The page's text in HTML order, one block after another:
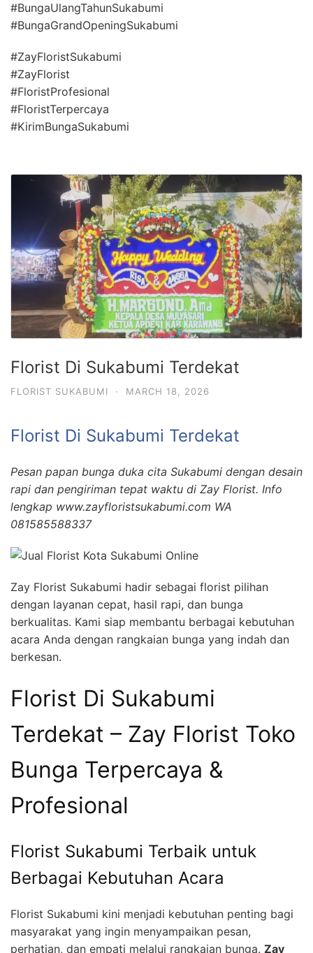
#BungaUlangTahunSukabumi
#BungaGrandOpeningSukabumi
#ZayFloristSukabumi
#ZayFlorist
#FloristProfesional
#FloristTerpercaya
#KirimBungaSukabumi
Florist Di Sukabumi Terdekat
FLORIST SUKABUMI · MARCH 18, 2026
Florist Di Sukabumi Terdekat
Pesan papan bunga duka cita Sukabumi dengan desain
rapi dan pengiriman tepat waktu di Zay Florist. Info
lengkap www.zayfloristsukabumi.com WA
081585588337
Zay Florist Sukabumi hadir sebagai florist pilihan
dengan layanan cepat, hasil rapi, dan bunga
berkualitas. Kami siap membantu berbagai kebutuhan
acara Anda dengan rangkaian bunga yang indah dan
berkesan.
Florist Di Sukabumi
Terdekat – Zay Florist Toko
Bunga Terpercaya &
Profesional
Florist Sukabumi Terbaik untuk
Berbagai Kebutuhan Acara
Florist Sukabumi kini menjadi kebutuhan penting bagi
masyarakat yang ingin menyampaikan pesan,
perhatian, dan empati melalui rangkaian bunga. Zay